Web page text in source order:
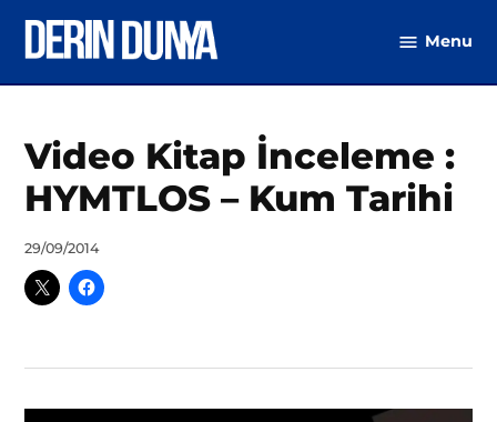
Menu
Posted
in
Dünya
(Video),
Sanat
(Video) ,
Türkiye
(Video)
Video Kitap İnceleme :
HYMTLOS – Kum Tarihi
by
Ahmet
Yozgat
29/09/2014